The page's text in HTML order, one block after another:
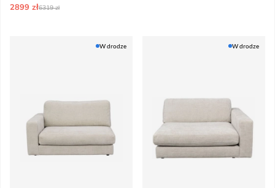
2899 złOrdynarne ceny:
6319 zł
W drodze W drodze